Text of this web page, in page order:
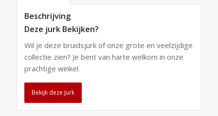
Beschrijving
Deze jurk Bekijken?
Wil je deze bruidsjurk of onze grote en veelzijdige
collectie zien? Je bent van harte welkom in onze
prachtige winkel.
Bekijk deze Jurk